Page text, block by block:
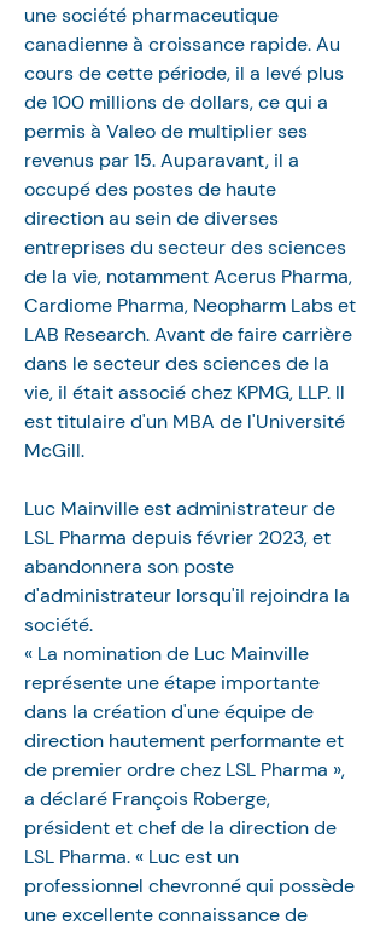
une société pharmaceutique
canadienne à croissance rapide. Au
cours de cette période, il a levé plus
de 100 millions de dollars, ce qui a
permis à Valeo de multiplier ses
revenus par 15. Auparavant, il a
occupé des postes de haute
direction au sein de diverses
entreprises du secteur des sciences
de la vie, notamment Acerus Pharma,
Cardiome Pharma, Neopharm Labs et
LAB Research. Avant de faire carrière
dans le secteur des sciences de la
vie, il était associé chez KPMG, LLP. Il
est titulaire d'un MBA de l'Université
McGill.
Luc Mainville est administrateur de
LSL Pharma depuis février 2023, et
abandonnera son poste
d'administrateur lorsqu'il rejoindra la
société.
« La nomination de Luc Mainville
représente une étape importante
dans la création d'une équipe de
direction hautement performante et
de premier ordre chez LSL Pharma »,
a déclaré François Roberge,
président et chef de la direction de
LSL Pharma. « Luc est un
professionnel chevronné qui possède
une excellente connaissance de